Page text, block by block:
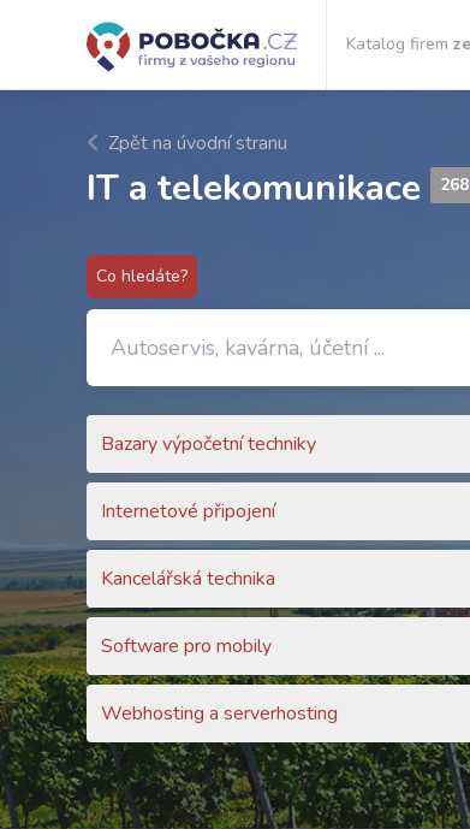
Katalog firem
Zpět na úvodní stranu
IT a telekomunikace 268
Co hledáte?
Bazary výpočetní techniky
Internetové připojení
Kancelářská technika
Software pro mobily
Webhosting a serverhosting